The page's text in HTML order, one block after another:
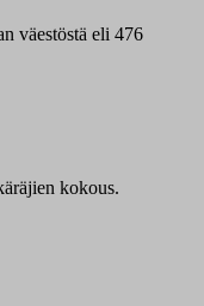
väestöstä eli 476
kokous.